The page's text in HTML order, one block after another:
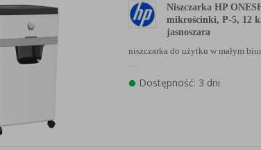
Niszczarka HP
mikrościnki, P-5, 12
jasnoszara
niszczarka do użytku w małym
Dostępność: 3 dni